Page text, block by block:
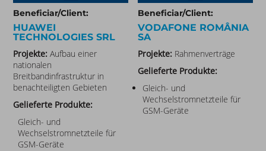
Beneficiar/Client:
HUAWEI
TECHNOLOGIES SRL
Projekte:Aufbau einer
nationalen
Breitbandinfrastruktur in
benachteiligten Gebieten
Gelieferte Produkte:
Gleich- und
Wechselstromnetzteile für
GSM-Geräte
Beneficiar/Client:
VODAFONE ROMÂNIA
SA​​
Projekte: Rahmenverträge
Gelieferte Produkte:
Gleich- und
Wechselstromnetzteile für
GSM-Geräte